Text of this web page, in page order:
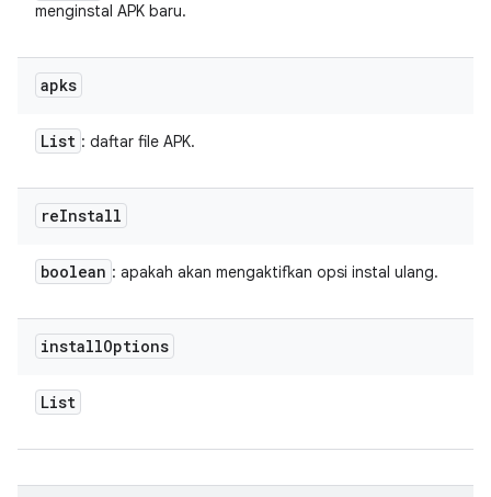
menginstal APK baru.
apks
List : daftar file APK.
reInstall
boolean : apakah akan mengaktifkan opsi instal ulang.
installOptions
List